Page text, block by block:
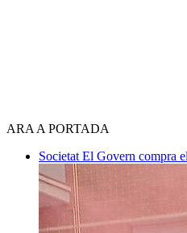
ARA A PORTADA
Societat El Govern compra